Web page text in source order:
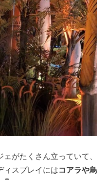
がたくさん立っていて、
ィスプレイにはコアラや鳥